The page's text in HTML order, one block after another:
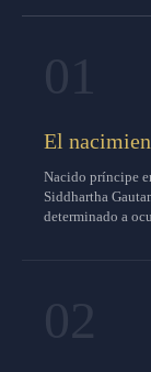
El
Nacido príncipe
Siddhartha
determinado a